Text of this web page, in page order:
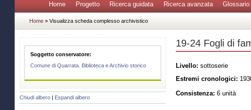
Home Progetto Ricerca guidata Ricerca avanzata Glossario
Home » Visualizza scheda complesso archivistico
Soggetto conservatore:
Comune di Quarrata. Biblioteca e Archivio storico
Chiudi albero Espandi albero
19-24 Fogli di
Livello: sottoserie
Estremi cronologici:
Consistenza: 6 unità